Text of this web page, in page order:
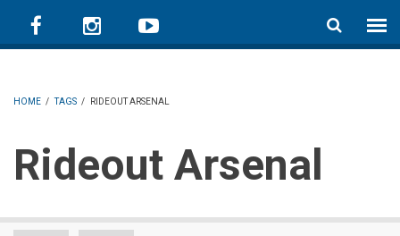
HOME / TAGS / RIDEOUT ARSENAL
Rideout Arsenal